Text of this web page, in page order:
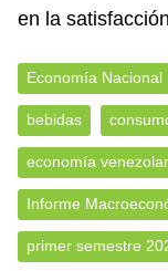
en la
Economía Nacional
bebidas
economía
Informe
primer semestre